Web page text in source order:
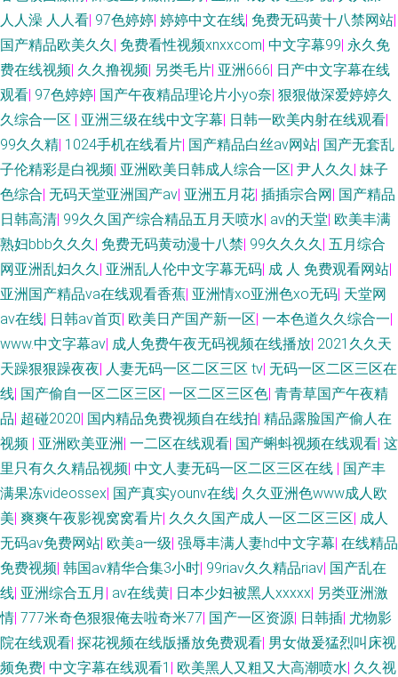
人人澡 人人看| 97色婷婷| 婷婷中文在线| 免费无码黄十八禁网站|
国产精品欧美久久| 免费看性视频xnxxcom| 中文字幕99| 永久免
费在线视频| 久久撸视频| 另类毛片| 亚洲666| 日产中文字幕在线
观看| 97色婷婷| 国产午夜精品理论片小yo奈| 狠狠做深爱婷婷久
久综合一区 | 亚洲三级在线中文字幕| 日韩一欧美内射在线观看|
99久久精| 1024手机在线看片| 国产精品白丝av网站| 国产无套乱
子伦精彩是白视频| 亚洲欧美日韩成人综合一区| 尹人久久| 妹子
色综合| 无码天堂亚洲国产av| 亚洲五月花| 插插宗合网| 国产精品
日韩高清| 99久久国产综合精品五月天喷水| av的天堂| 欧美丰满
熟妇bbb久久久| 免费无码黄动漫十八禁| 99久久久久| 五月综合
网亚洲乱妇久久| 亚洲乱人伦中文字幕无码| 成 人 免费观看网站|
亚洲国产精品va在线观看香蕉| 亚洲情xo亚洲色xo无码| 天堂网
av在线| 日韩av首页| 欧美日产国产新一区| 一本色道久久综合一|
www.中文字幕av| 成人免费午夜无码视频在线播放| 2021久久天
天躁狠狠躁夜夜| 人妻无码一区二区三区 tv| 无码一区二区三区在
线| 国产偷自一区二区三区| 一区二区三区色| 青青草国产午夜精
品| 超碰2020| 国内精品免费视频自在线拍| 精品露脸国产偷人在
视频 | 亚洲欧美亚洲 | 一二区在线观看| 国产蝌蚪视频在线观看| 这
里只有久久精品视频| 中文人妻无码一区二区三区在线 | 国产丰
满果冻videossex| 国产真实younv在线| 久久亚洲色www成人欧
美| 爽爽午夜影视窝窝看片| 久久久国产成人一区二区三区| 成人
无码av免费网站| 欧美a一级| 强辱丰满人妻hd中文字幕| 在线精品
免费视频| 韩国av精华合集3小时| 99riav久久精品riav| 国产乱在
线| 亚洲综合五月 | av在线黄| 日本少妇被黑人xxxxx| 另类亚洲激
情| 777米奇色狠狠俺去啦奇米77| 国产一区资源| 日韩插| 尤物影
院在线观看| 探花视频在线版播放免费观看| 男女做爰猛烈叫床视
频免费| 中文字幕在线观看1 | 欧美黑人又粗又大高潮喷水| 久久视